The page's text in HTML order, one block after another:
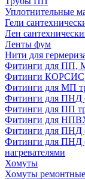
Уплотнительные
Гели
Лен
Ленты фум
Нити для
Фитинги для ПП,
Фитинги КОРСИС
Фитинги для МП
Фитинги для ПНД
Фитинги для ПП
Фитинги для
Фитинги для ПНД
Фитинги для ПНД
нагревателями
Хомуты
Хомуты ремонтные